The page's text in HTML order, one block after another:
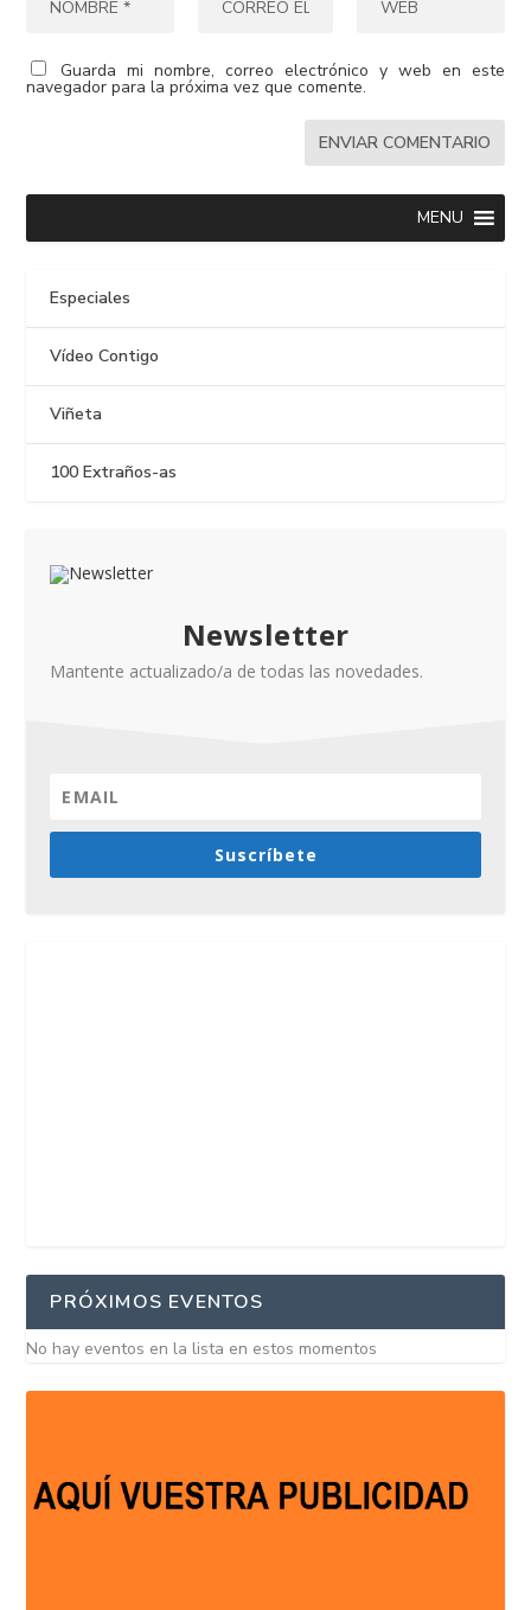
Guarda mi nombre, correo electrónico y web en este
navegador para la próxima vez que comente.
MENU
Especiales
Vídeo Contigo
Viñeta
100 Extraños-as
Newsletter
Mantente actualizado/a de todas las novedades.
Suscríbete
PRÓXIMOS EVENTOS
No hay eventos en la lista en estos momentos